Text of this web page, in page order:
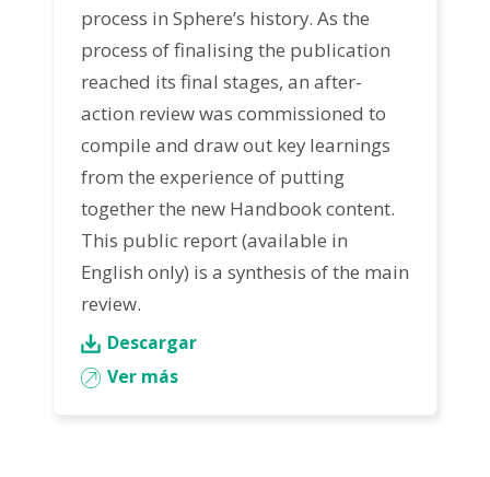
process in Sphere’s history. As the
process of finalising the publication
reached its final stages, an after-
action review was commissioned to
compile and draw out key learnings
from the experience of putting
together the new Handbook content.
This public report (available in
English only) is a synthesis of the main
review.
Descargar
Ver más